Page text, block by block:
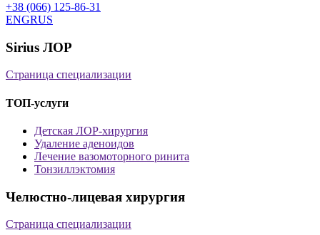
+38 (066) 125-86-31
ENGRUS
Sirius ЛОР
Страница специализации
ТОП-услуги
Детская ЛОР-хирургия
Удаление аденоидов
Лечение вазомоторного ринита
Тонзиллэктомия
Челюстно-лицевая хирургия
Страница специализации